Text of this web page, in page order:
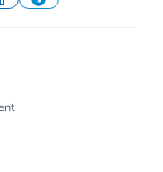
LinkedInTelegram